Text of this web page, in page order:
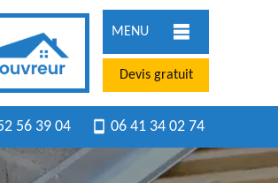
MENU
Devis gratuit
56 39 04 06 41 34 02 74